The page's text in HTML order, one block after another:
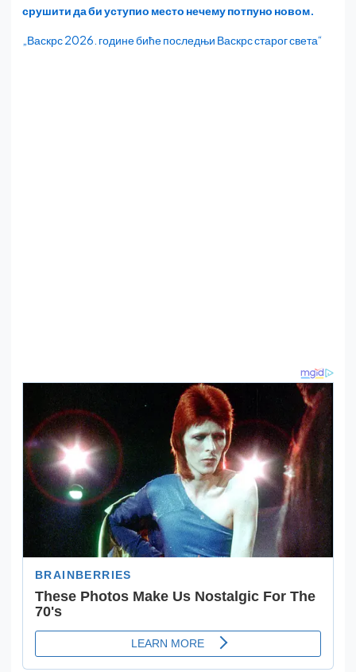
срушити да би уступио место нечему потпуно новом.
„Васкрс 2026. године биће последњи Васкрс старог света“